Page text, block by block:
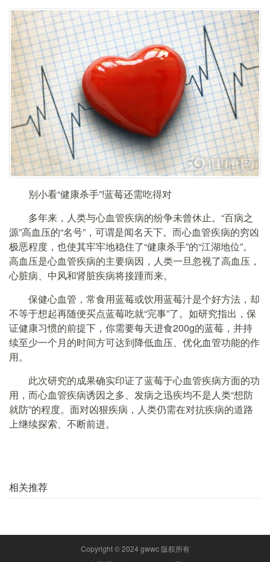
别小看“健康杀手”!蓝莓还需吃得对
多年来，人类与心血管疾病的纷争未曾休止。“百病之
源”高血压的“名号”，可谓是闻名天下。而心血管疾病的穷凶
极恶程度，也使其牢牢地稳住了“健康杀手”的“江湖地位”。
高血压是心血管疾病的主要病因，人类一旦忽视了高血压，
心脏病、中风和肾脏疾病将接踵而来。
保健心血管，常食用蓝莓或饮用蓝莓汁是个好方法，却
不等于想起再随便买点蓝莓吃就“完事”了。如研究指出，保
证健康习惯的前提下，你需要每天进食200g的蓝莓，并持
续至少一个月的时间方可达到降低血压、优化血管功能的作
用。
此次研究的成果确实印证了蓝莓于心血管疾病方面的功
用，而心血管疾病诱因之多、发病之迅疾均不是人类“想防
就防”的程度。面对凶狠疾病，人类仍需在对抗疾病的道路
上继续探索、不断前进。
相关推荐
Copyright © 2024 gwwc 版权所有